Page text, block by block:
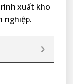
xuất kho
nghiệp.